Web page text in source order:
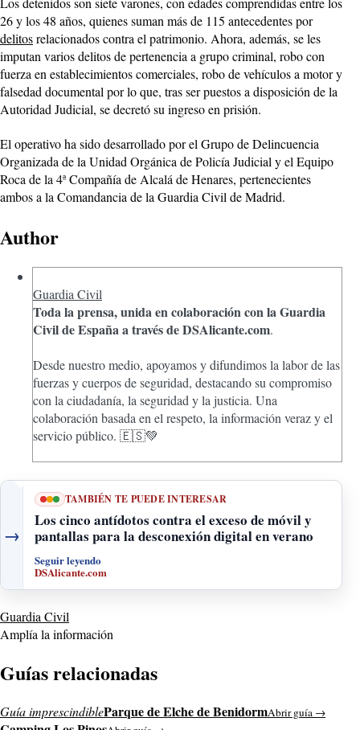
26 y los 48 años, quienes suman más de 115 antecedentes por
delitosrelacionados contra el patrimonio. Ahora, además, se les
imputan varios delitos de pertenencia a grupo criminal, robo con
fuerza en establecimientos comerciales, robo de vehículos a motor y
falsedad documental por lo que, tras ser puestos a disposición de la
Autoridad Judicial, se decretó su ingreso en prisión.
El operativo ha sido desarrollado por el Grupo de Delincuencia
Organizada de la Unidad Orgánica de Policía Judicial y el Equipo
Roca de la 4ª Compañía de Alcalá de Henares, pertenecientes
ambos a la Comandancia de la Guardia Civil de Madrid.
Author
Guardia Civil
Toda la prensa, unida en colaboración con la Guardia
Civil de España a través de DSAlicante.com.
Desde nuestro medio, apoyamos y difundimos la labor de las
fuerzas y cuerpos de seguridad, destacando su compromiso
con la ciudadanía, la seguridad y la justicia. Una
colaboración basada en el respeto, la información veraz y el
servicio público. 🇪🇸💚
→
TAMBIÉN TE PUEDE INTERESAR
Los cinco antídotos contra el exceso de móvil y
pantallas para la desconexión digital en verano
Seguir leyendo
DSAlicante.com
Guardia Civil
Amplía la información
Guías relacionadas
Guía imprescindibleParque de Elche de BenidormAbrir guía →